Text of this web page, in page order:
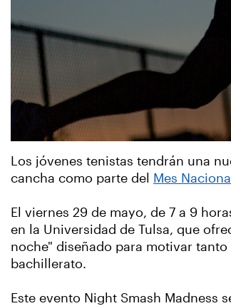
Los jóvenes tenistas tendrán una
cancha como parte del
Mes
El viernes 29 de mayo, de 7 a 9
en la Universidad de Tulsa, que
noche" diseñado para motivar
bachillerato.
Este evento Night Smash Madness